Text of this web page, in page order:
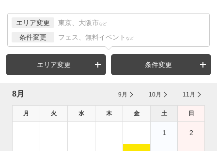
エリア変更 東京、大阪市 など
条件変更 フェス、無料イベント など
エリア変更 条件変更
8月 9月 10月 11月
月 火 水 木 金 土 日
1 2